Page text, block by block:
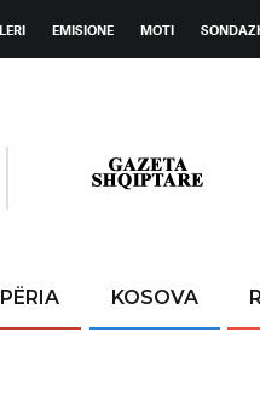
EMISIONE MOTI
KOSOVA